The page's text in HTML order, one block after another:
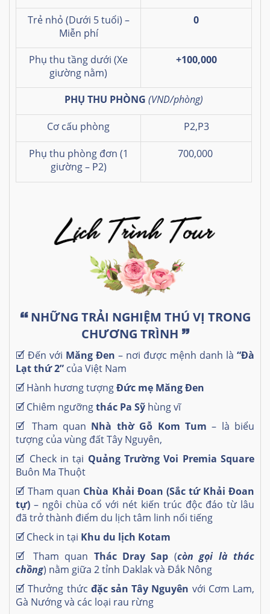
Trẻ nhỏ (Dưới 5 tuổi) –
Miễn phí
0
Phụ thu tầng dưới (Xe
giường nằm)
+100,000
PHỤ THU PHÒNG (VND/phòng)
Cơ cấu phòng P2,P3
Phụ thu phòng đơn (1
giường – P2)
700,000
🙶NHỮNG TRẢI NGHIỆM THÚ VỊ TRONG
CHƯƠNG TRÌNH 🙷
🗹 Đến với Măng Đen – nơi được mệnh danh là “Đà
Lạt thứ 2” của Việt Nam
🗹Hành hương tượngĐức mẹ Măng Đen
🗹Chiêm ngưỡngthác Pa Sỹ hùng vĩ
🗹 Tham quan Nhà thờ Gỗ Kom Tum – là biểu
tượng của vùng đất Tây Nguyên,
🗹 Check in tại Quảng Trường Voi Premia Square
Buôn Ma Thuột
🗹 Tham quan Chùa Khải Đoan (Sắc tứ Khải Đoan
tự) – ngôi chùa cổ với nét kiến trúc độc đáo từ lâu
đã trở thành điểm du lịch tâm linh nổi tiếng
🗹Check in tại Khu du lịch Kotam
🗹
Tham quan Thác Dray Sap (còn gọi là thác
chồng) nằm giữa 2 tỉnh Daklak và Đắk Nông
🗹 Thưởng thức đặc sản Tây Nguyên với Cơm Lam,
Gà Nướng và các loại rau rừng